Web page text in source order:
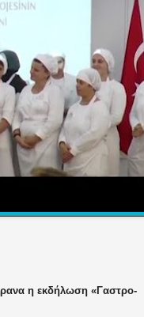
η εκδήλωση «Γαστρο-